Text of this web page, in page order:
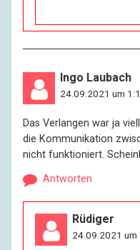
Ingo Laubach
24.09.2021 um
Das Verlangen war ja
die Kommunikation
nicht funktioniert.
Antworten
Rüdiger
24.09.2021 um